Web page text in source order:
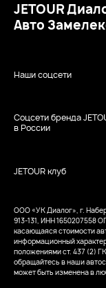
JETOUR клуб
Соцсети бренда
в России
Наши соцсети
JETOUR
Авто
ООО «УК Диалог», г.
913-131, ИНН 1650207558
касающаяся стоимости
информационный
положениями ст. 437 (2)
обращайтесь в наши
может быть изменена в